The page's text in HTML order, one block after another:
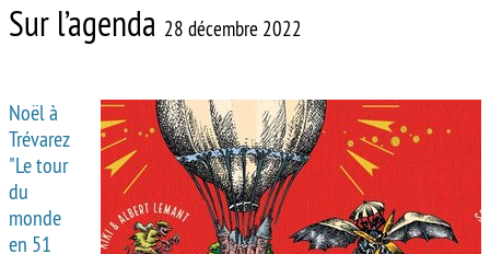
Autour de la naissance
Autour de l’enfance
Autour de la jeunesse
Autour de l’école
Protéger les enfants
Sur l’agenda 28 décembre 2022
Noël à
Trévarez
"Le tour
du
monde
en 51